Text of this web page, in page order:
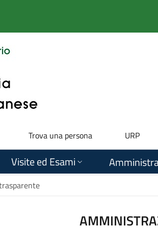
Trova una persona URP
Visite ed Esami